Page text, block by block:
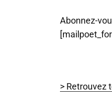
Abonnez-
> Retrouvez